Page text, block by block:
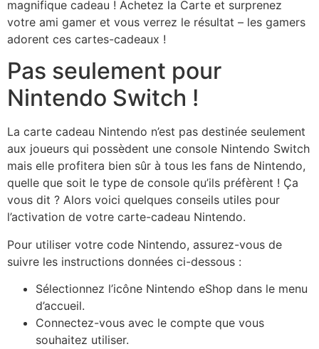
magnifique cadeau ! Achetez la Carte et surprenez
votre ami gamer et vous verrez le résultat – les gamers
adorent ces cartes-cadeaux !
Pas seulement pour
Nintendo Switch !
La carte cadeau Nintendo n’est pas destinée seulement
aux joueurs qui possèdent une console Nintendo Switch
mais elle profitera bien sûr à tous les fans de Nintendo,
quelle que soit le type de console qu’ils préfèrent ! Ça
vous dit ? Alors voici quelques conseils utiles pour
l’activation de votre carte-cadeau Nintendo.
Pour utiliser votre code Nintendo, assurez-vous de
suivre les instructions données ci-dessous :
Sélectionnez l’icône Nintendo eShop dans le menu
d’accueil.
Connectez-vous avec le compte que vous
souhaitez utiliser.